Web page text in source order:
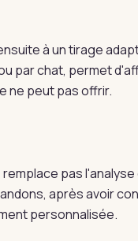
à un tirage
par chat, permet
ne peut pas offrir.
pas
après avoir
personnalisée.